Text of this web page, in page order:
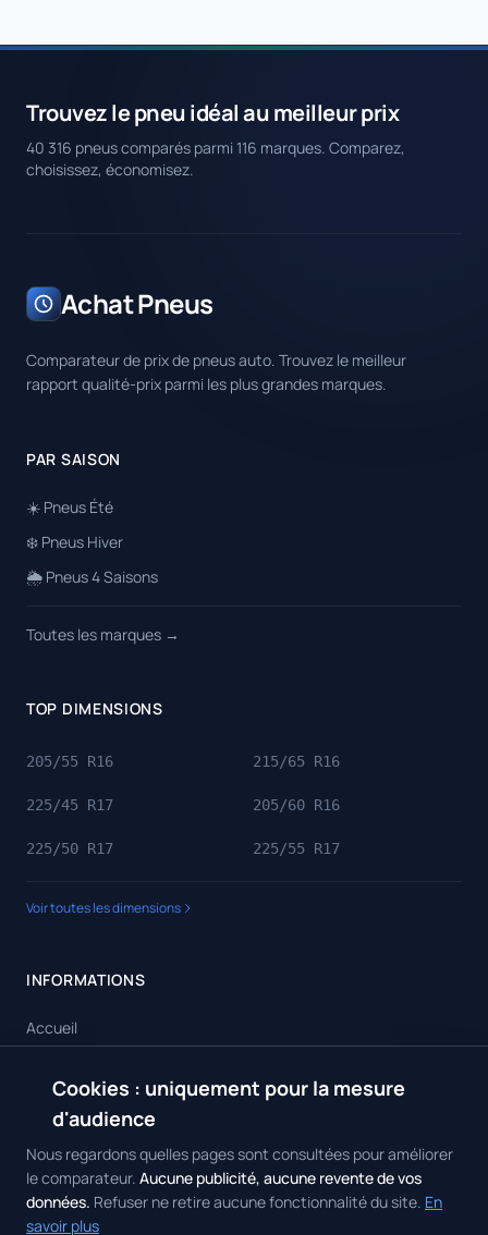
Trouvez le pneu idéal au meilleur prix
40 316 pneus comparés parmi 116 marques. Comparez,
choisissez, économisez.
Achat Pneus
Comparateur de prix de pneus auto. Trouvez le meilleur
rapport qualité-prix parmi les plus grandes marques.
PAR SAISON
☀️ Pneus Été
❄️ Pneus Hiver
🌦️ Pneus 4 Saisons
Toutes les marques →
TOP DIMENSIONS
205/55 R16 215/65 R16
225/45 R17 205/60 R16
225/50 R17 225/55 R17
Voir toutes les dimensions
INFORMATIONS
Accueil
Toutes les marques
Contact
Cookies : uniquement pour la mesure
d'audience
Nous regardons quelles pages sont consultées pour améliorer
le comparateur. Aucune publicité, aucune revente de vos
données. Refuser ne retire aucune fonctionnalité du site. En
savoir plus